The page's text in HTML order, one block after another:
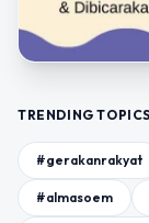
TRENDING TOPICS
#gerakanrakyat
#almasoem